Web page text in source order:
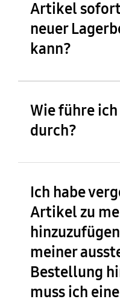
Artikel
neuer
kann?
Wie führe
durch?
Ich habe
Artikel zu
meiner
Bestellung
muss ich